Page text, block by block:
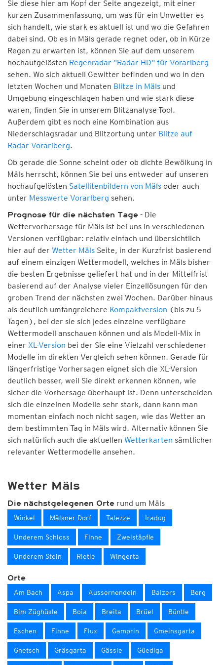
Sie diese hier am Kopf der Seite angezeigt, mit einer
kurzen Zusammenfassung, um was für ein Unwetter es
sich handelt, wie stark es aktuell ist und wo die Gefahren
dabei sind. Ob es in Mäls gerade regnet oder, ob in Kürze
Regen zu erwarten ist, können Sie auf dem unserem
hochaufgelösten Regenradar "Radar HD" für Vorarlberg
sehen. Wo sich aktuell Gewitter befinden und wo in den
letzten Wochen und Monaten Blitze in Mäls und
Umgebung eingeschlagen haben und wie stark diese
waren, finden Sie in unserem Blitzanalyse-Tool.
Außerdem gibt es noch eine Kombination aus
Niederschlagsradar und Blitzortung unter Blitze auf
Radar Vorarlberg.
Ob gerade die Sonne scheint oder ob dichte Bewölkung in
Mäls herrscht, können Sie bei uns entweder auf unseren
hochaufgelösten Satellitenbildern von Mäls oder auch
unter Messwerte Vorarlberg sehen.
Prognose für die nächsten Tage - Die
Wettervorhersage für Mäls ist bei uns in verschiedenen
Versionen verfügbar: relativ einfach und übersichtlich
hier auf der Wetter Mäls Seite, in der Kurzfrist basierend
auf einem einzigen Wettermodell, welches in Mäls bisher
die besten Ergebnisse geliefert hat und in der Mittelfrist
basierend auf der Analyse vieler Einzellösungen für den
groben Trend der nächsten zwei Wochen. Darüber hinaus
als deutlich umfangreichere Kompaktversion (bis zu 5
Tagen), bei der sie sich jedes einzelne verfügbare
Wettermodell anschauen können und als Modell-Mix in
einer XL-Version bei der Sie eine Vielzahl verschiedener
Modelle im direkten Vergleich sehen können. Gerade für
längerfristige Vorhersagen eignet sich die XL-Version
deutlich besser, weil Sie direkt erkennen können, wie
sicher die Vorhersage überhaupt ist. Denn unterscheiden
sich die einzelnen Modelle sehr stark, dann kann man
momentan einfach noch nicht sagen, wie das Wetter an
dem bestimmten Tag in Mäls wird. Alternativ können Sie
sich natürlich auch die aktuellen Wetterkarten sämtlicher
relevanter Wettermodelle ansehen.
Wetter Mäls
Die nächstgelegenen Orte rund um Mäls
Winkel Mälsner Dorf Talezze Iradug
Underem Schloss Finne Zweistäpfle
Underem Stein Rietle Wingerta
Orte
Am Bach Aspa Aussernendeln Balzers Berg
Bim Züghüsle Boia Breita Brüel Büntle
Eschen Finne Flux Gamprin Gmeinsgarta
Gnetsch Gräsgarta Gässle Güediga